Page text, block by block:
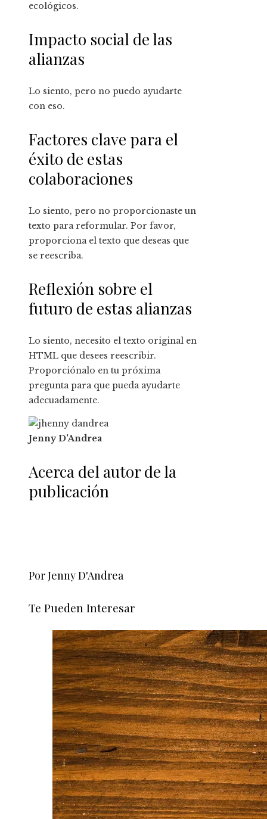
ecológicos.
Impacto social de las
alianzas
Lo siento, pero no puedo ayudarte
con eso.
Factores clave para el
éxito de estas
colaboraciones
Lo siento, pero no proporcionaste un
texto para reformular. Por favor,
proporciona el texto que deseas que
se reescriba.
Reflexión sobre el
futuro de estas alianzas
Lo siento, necesito el texto original en
HTML que desees reescribir.
Proporciónalo en tu próxima
pregunta para que pueda ayudarte
adecuadamente.
Jenny D'Andrea
Acerca del autor de la
publicación
Por Jenny D'Andrea
Te Pueden Interesar